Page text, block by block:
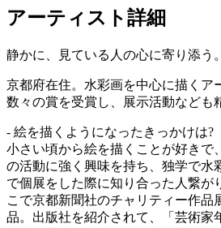
アーティスト詳細
静かに、見ている人の心に寄り添う。
京都府在住。水彩画を中心に描くア
数々の賞を受賞し、展示活動なども
- 絵を描くようになったきっかけは?
小さい頃から絵を描くことが好きで
の活動に強く興味を持ち、独学で水
で個展をした際に知り合った人繋が
こで京都新聞社のチャリティー作品
品。出版社を紹介されて、「芸術家